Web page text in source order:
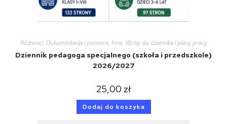
Różności, Dokumentacja i pomoce, Inne, Wpisy do dziennika i plany pracy
Dziennik pedagoga specjalnego (szkoła i przedszkole)
2026/2027
25,00 zł
Dodaj do koszyka